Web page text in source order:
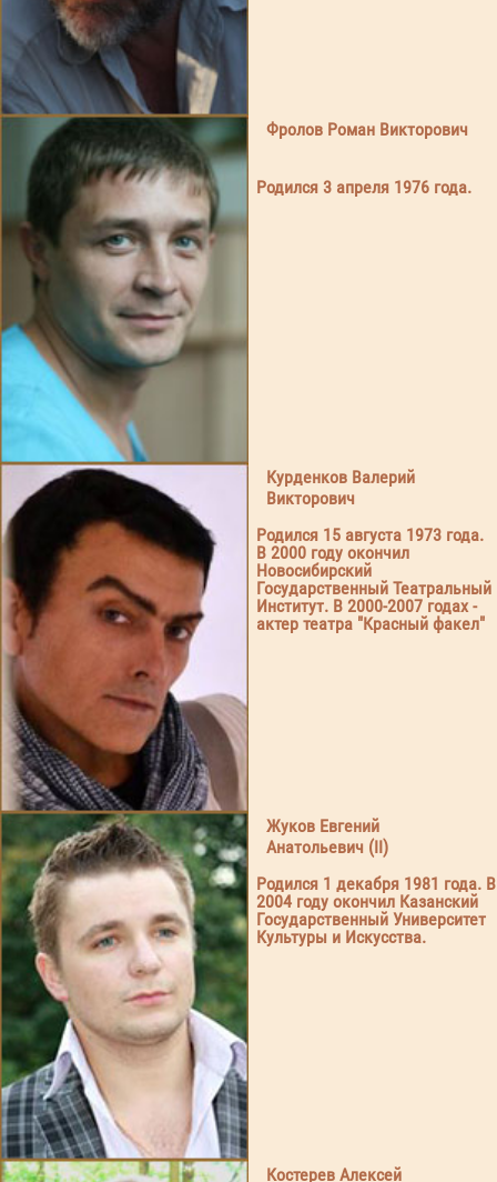
Фролов Роман Викторович
Родился 3 апреля 1976 года.
Курденков Валерий
Викторович
Родился 15 августа 1973 года.
В 2000 году окончил
Новосибирский
Государственный Театральный
Институт. В 2000-2007 годах -
актер театра "Красный факел"
Жуков Евгений
Анатольевич (II)
Родился 1 декабря 1981 года. В
2004 году окончил Казанский
Государственный Университет
Культуры и Искусства.
Костерев Алексей